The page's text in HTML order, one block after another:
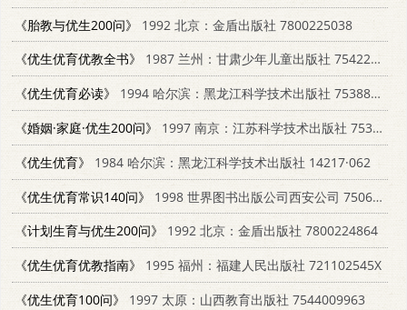
《胎教与优生200问》
1992 北京：金盾出版社 7800225038
《优生优育优教全书》
1987 兰州：甘肃少年儿童出版社 7542200283
《优生优育必读》
1994 哈尔滨：黑龙江科学技术出版社 753882684X
《婚姻·家庭·优生200问》 1997 南京：江苏科学技术出版社 7534523974
《优生优育》
1984 哈尔滨：黑龙江科学技术出版社 14217·062
《优生优育常识140问》
1998 世界图书出版公司西安公司 7506234548
《计划生育与优生200问》
1992 北京：金盾出版社 7800224864
《优生优育优教指南》
1995 福州：福建人民出版社 721102545X
《优生优育100问》
1997 太原：山西教育出版社 7544009963